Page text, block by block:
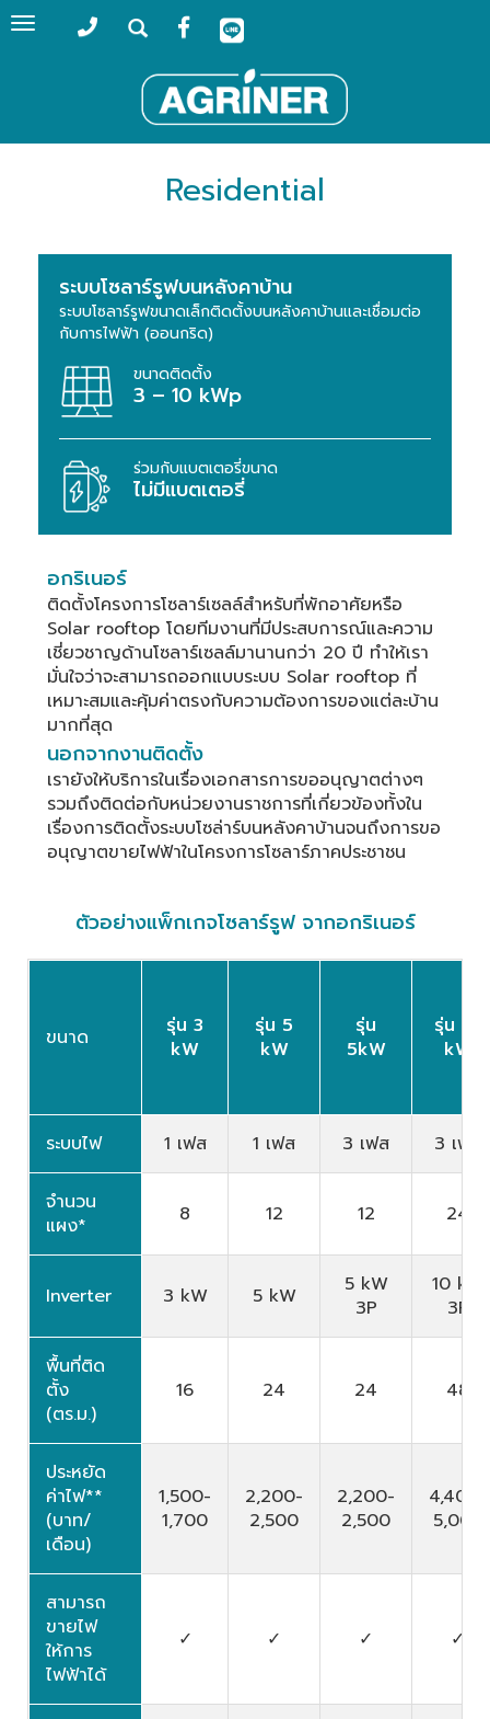
Toggle
Residential
ระบบโซลาร์รูฟบนหลังคาบ้าน
ระบบโซลาร์รูฟขนาดเล็กติดตั้งบนหลังคาบ้านและเชื่อมต่อ
กับการไฟฟ้า (ออนกริด)
ขนาดติดตั้ง
3 – 10 kWp
ร่วมกับแบตเตอรี่ขนาด
ไม่มีแบตเตอรี่
อกริเนอร์
ติดตั้งโครงการโซลาร์เซลล์สำหรับที่พักอาศัยหรือ
Solar rooftop โดยทีมงานที่มีประสบการณ์และความ
เชี่ยวชาญด้านโซลาร์เซลล์มานานกว่า 20 ปี ทำให้เรา
มั่นใจว่าจะสามารถออกแบบระบบ Solar rooftop ที่
เหมาะสมและคุ้มค่าตรงกับความต้องการของแต่ละบ้าน
นอกจากงานติดตั้ง
เรายังให้บริการในเรื่องเอกสารการขออนุญาตต่างๆ
รวมถึงติดต่อกับหน่วยงานราชการที่เกี่ยวข้องทั้งใน
เรื่องการติดตั้งระบบโซล่าร์บนหลังคาบ้านจนถึงการขอ
อนุญาตขายไฟฟ้าในโครงการโซลาร์ภาคประชาชน
ตัวอย่างแพ็กเกจโซลาร์รูฟ จากอกริเนอร์
ขนาด
รุ่น 3
kW
รุ่น 5
kW
รุ่น
5kW
รุ่น 10
kW
ระบบไฟ 1 เฟส 1 เฟส 3 เฟส 3 เฟส
จำนวน
แผง*
8 12 12 24
Inverter 3 kW 5 kW
5 kW
3P
10 kW
3P
พื้นที่ติด
ตั้ง
(ตร.ม.)
16 24 24 48
ประหยัด
ค่าไฟ**
(บาท/
เดือน)
1,500-
1,700
2,200-
2,500
2,200-
2,500
4,400-
5,000
สามารถ
ขายไฟ
ให้การ
ไฟฟ้าได้
✓ ✓ ✓ ✓